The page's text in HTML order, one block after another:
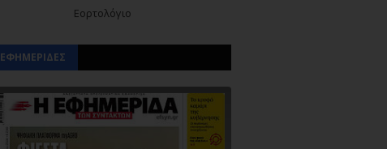
Εορτολόγιο
ΕΦΗΜΕΡΙΔΕΣ